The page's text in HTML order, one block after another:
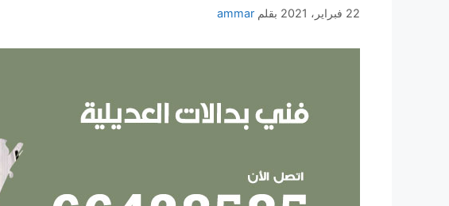
22 فبراير، 2021 بقلم ammar